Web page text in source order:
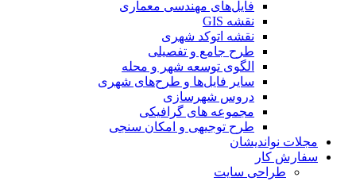
فایل‌های مهندسی معماری
نقشه GIS
نقشه اتوکد شهری
طرح جامع و تفصیلی
الگوی توسعه شهر و محله
سایر فایل‌ها و طرح‌های شهری
دروس شهرسازی
مجموعه های گرافیکی
طرح توجیهی و امکان سنجی
مجلات نواندیشان
سفارش کار
طراحی سایت